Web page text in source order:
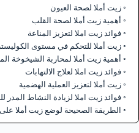
زيت أملا لصحة العيون
أهمية زيت أملا لصحة القلب
فوائد زيت املا لتعزيز المناعة
زيت أملا للتحكم في مستوى
أهمية زيت أملا لمحاربة الشيخوخة
فوائد زيت املا لعلاج الالتهابات
زيت أملا لتعزيز العملية الهضمية
فوائد زيت املا لزيادة النشاط المدر
الطريقة الصحيحة لوضع زيت أملا